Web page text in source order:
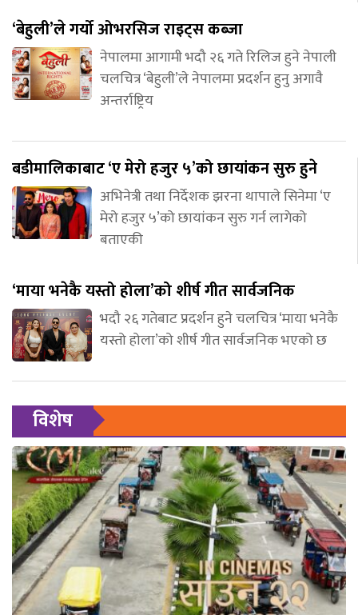
‘बेहुली’ले गर्यो ओभरसिज राइट्स कब्जा
नेपालमा आगामी भदौ २६ गते रिलिज हुने नेपाली
चलचित्र ‘बेहुली’ले नेपालमा प्रदर्शन हुनु अगावै
अन्तर्राष्ट्रिय
बडीमालिकाबाट ‘ए मेरो हजुर ५’को छायांकन सुरु हुने
अभिनेत्री तथा निर्देशक झरना थापाले सिनेमा ‘ए
मेरो हजुर ५’को छायांकन सुरु गर्न लागेको
बताएकी
‘माया भनेकै यस्तो होला’को शीर्ष गीत सार्वजनिक
भदौ २६ गतेबाट प्रदर्शन हुने चलचित्र ‘माया भनेकै
यस्तो होला’को शीर्ष गीत सार्वजनिक भएको छ
विशेष